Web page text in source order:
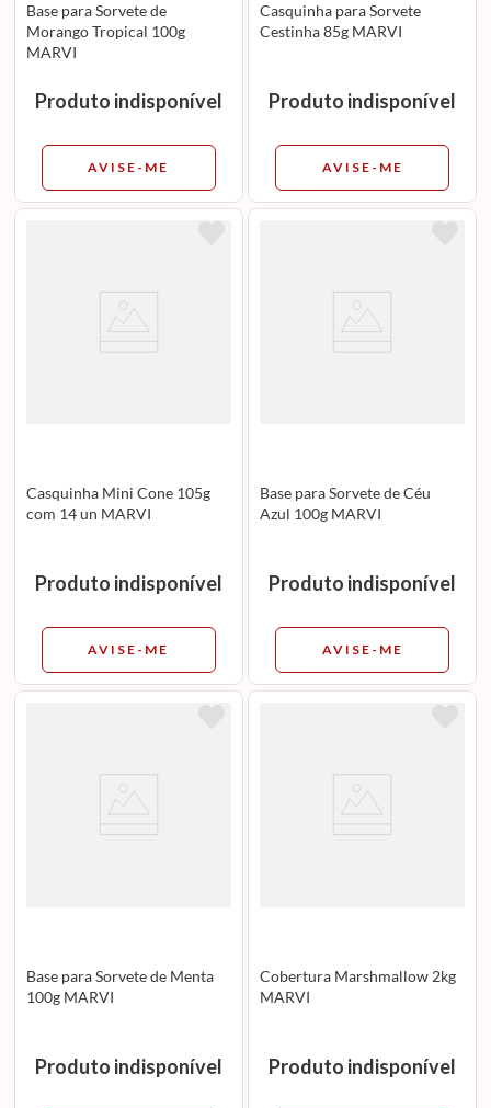
Base para Sorvete de
Morango Tropical 100g
MARVI
Produto indisponível
AVISE-ME
Casquinha para Sorvete
Cestinha 85g MARVI
Produto indisponível
AVISE-ME
Casquinha Mini Cone 105g
com 14 un MARVI
Produto indisponível
AVISE-ME
Base para Sorvete de Céu
Azul 100g MARVI
Produto indisponível
AVISE-ME
Base para Sorvete de Menta
100g MARVI
Produto indisponível
Cobertura Marshmallow 2kg
MARVI
Produto indisponível